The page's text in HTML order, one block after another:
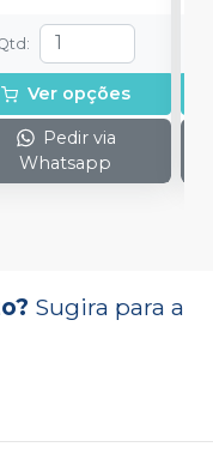
:
Ver opções
Pedir via
Whatsapp
Sugira para a